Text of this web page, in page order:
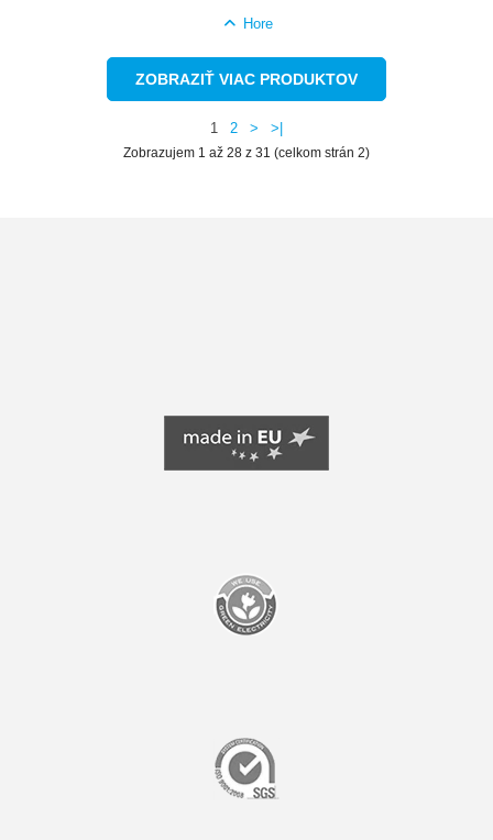
Hore
ZOBRAZIŤ VIAC PRODUKTOV
1 2 > >|
Zobrazujem 1 až 28 z 31 (celkom strán 2)